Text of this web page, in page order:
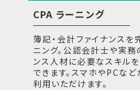
CPA ラーニング
簿記・会計ファイナンス
ニング。公認会計士や実
ンス人材に必要なスキル
できます。スマホやPCな
利用いただけます。